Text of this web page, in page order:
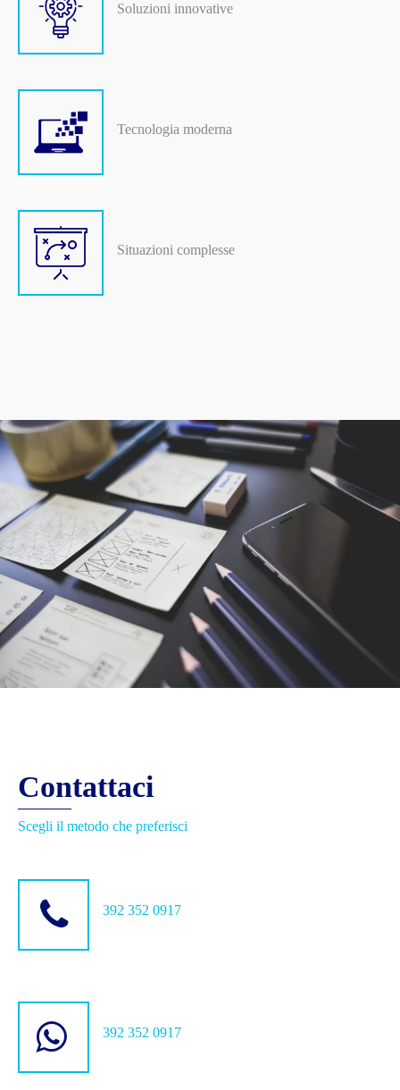
Soluzioni innovative
Tecnologia moderna
Situazioni complesse
Contattaci
Scegli il metodo che preferisci
392 352 0917
392 352 0917